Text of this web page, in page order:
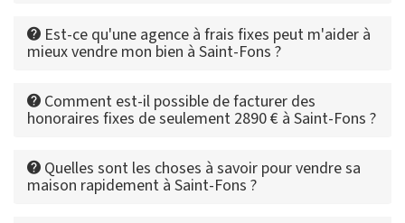
Est-ce qu'une agence à frais fixes peut m'aider à
mieux vendre mon bien à Saint-Fons ?
Comment est-il possible de facturer des
honoraires fixes de seulement 2890 € à Saint-Fons ?
Quelles sont les choses à savoir pour vendre sa
maison rapidement à Saint-Fons ?